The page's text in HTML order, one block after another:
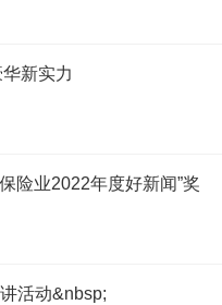
新实力
险业2022年度好新闻”奖
活动&nbsp;